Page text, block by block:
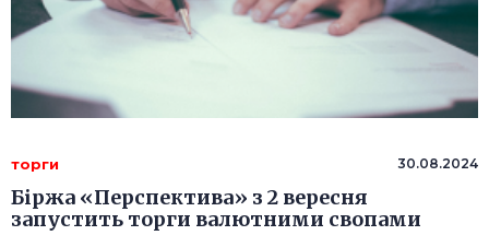
торги 30.08.2024
Біржа «Перспектива» з 2 вересня
запустить торги валютними свопами